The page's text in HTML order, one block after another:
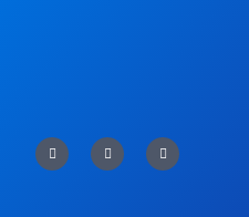
a
c
e
w
i
t
o
u
t